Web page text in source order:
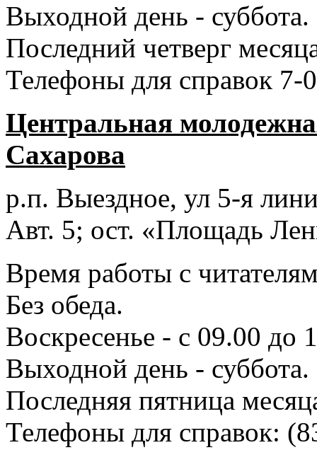
Выходной день - суббота.
Последний четверг
Телефоны для справок 7-
Центральная
Сахарова
р.п. Выездное, ул 5-я
Авт. 5; ост. «Площадь
Время работы с
Без обеда.
Воскресенье - с 09.00 до
Выходной день - суббота.
Последняя пятница
Телефоны для справок: